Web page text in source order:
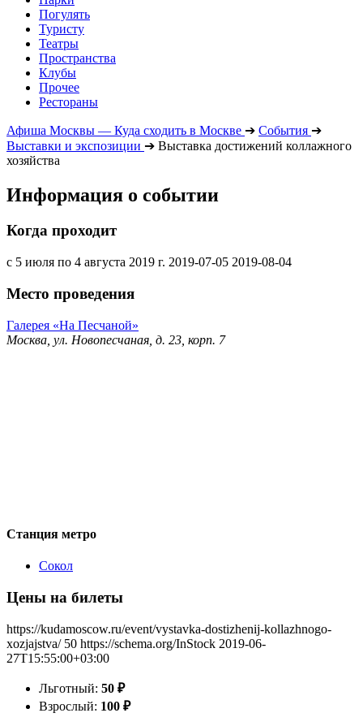
Погулять
Туристу
Театры
Пространства
Клубы
Прочее
Рестораны
Афиша Москвы — Куда сходить в Москве ➔ События ➔
Выставки и экспозиции ➔ Выставка достижений коллажного
хозяйства
Информация о событии
Когда проходит
с 5 июля по 4 августа 2019 г. 2019-07-05 2019-08-04
Место проведения
Галерея «На Песчаной»
Москва, ул. Новопесчаная, д. 23, корп. 7
Станция метро
Сокол
Цены на билеты
https://kudamoscow.ru/event/vystavka-dostizhenij-kollazhnogo-
xozjajstva/ 50 https://schema.org/InStock 2019-06-
27T15:55:00+03:00
Льготный: 50 ₽
Взрослый: 100 ₽